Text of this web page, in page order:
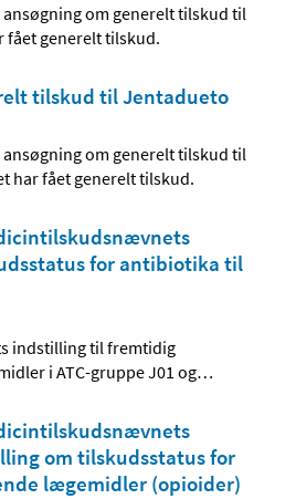
om generelt tilskud til
fået generelt tilskud.
tilskud til Jentadueto
om generelt tilskud til
har fået generelt tilskud.
for antibiotika til
indstilling til fremtidig
i ATC-gruppe J01 og…
om tilskudsstatus for
lægemidler (opioider)